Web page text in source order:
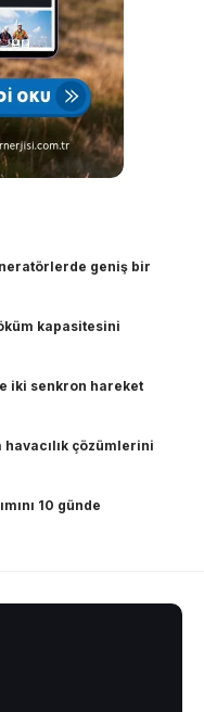
geniş bir
kapasitesini
iki senkron hareket
çözümlerini
10 günde